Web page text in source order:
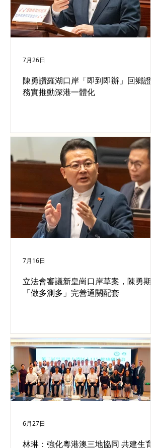
陳勇讚羅湖口岸「即到即辦」回鄉證，
務實推動深港一體化
7月26日
立法會審議新皇崗口岸草案，陳勇期望
「做多測多」完善通關配套
7月16日
林琳：強化粵港澳三地協同 共建生育友
6月27日